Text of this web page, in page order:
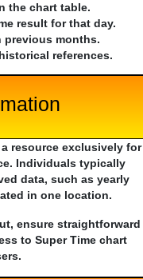
the chart table.
result for that day.
previous months.
references.
resource exclusively for
Individuals typically
data, such as yearly
in one location.
ensure straightforward
to Super Time chart